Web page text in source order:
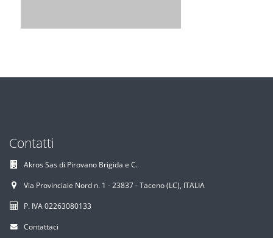
Contatti
Akros Sas di Pirovano Brigida e C.
Via Provinciale Nord n. 1 - 23837 - Taceno (LC), ITALIA
P. IVA 02263080133
Contattaci